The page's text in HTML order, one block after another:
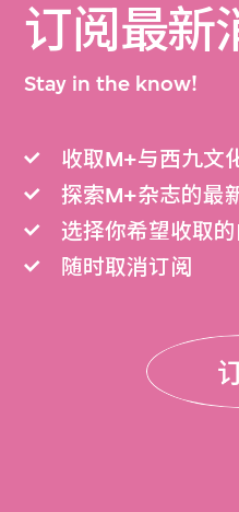
订阅最新
Stay in the know!
收取M+与西九文
探索M+杂志的最
选择你希望收取
随时取消订阅